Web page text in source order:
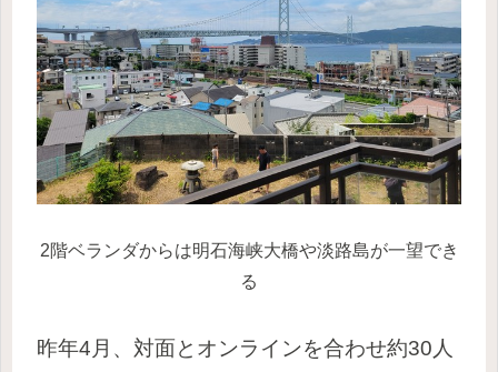
2階ベランダからは明石海峡大橋や淡路島が一望でき
る
昨年4月、対面とオンラインを合わせ約30人